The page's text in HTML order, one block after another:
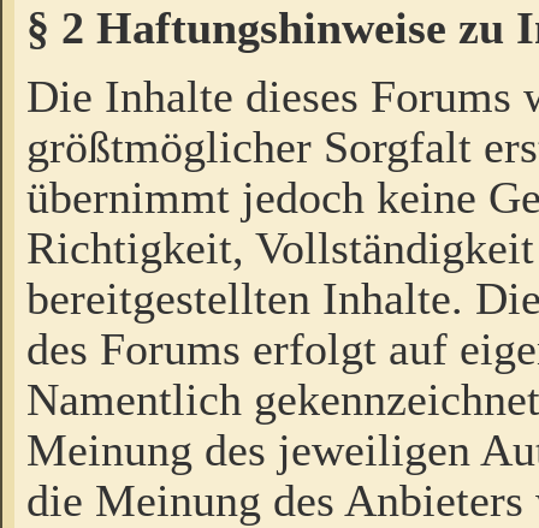
§ 2 Haftungshinweise zu
Die Inhalte dieses Forums
größtmöglicher Sorgfalt
übernimmt jedoch keine
Richtigkeit,
bereitgestellten Inhalte.
des Forums erfolgt auf
Namentlich
Meinung des jeweiligen
die Meinung des Anbieters